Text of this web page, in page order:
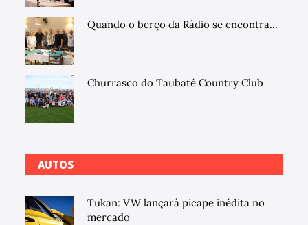
Quando o berço da Rádio se encontra...
Churrasco do Taubaté Country Club
AUTOS
Tukan: VW lançará picape inédita no
mercado